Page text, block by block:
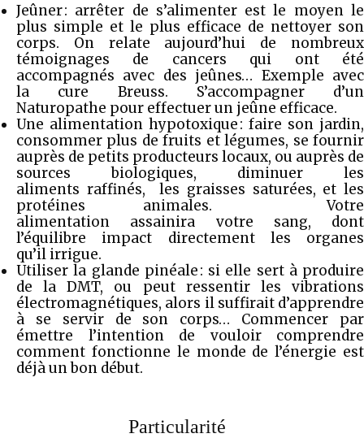
Jeûner : arrêter de s’alimenter est le moyen le
plus simple et le plus efficace de nettoyer son
corps. On relate aujourd’hui de nombreux
témoignages de cancers qui ont été
accompagnés avec des jeûnes… Exemple avec
la cure Breuss. S’accompagner d’un
Naturopathe pour effectuer un jeûne efficace.
Une alimentation hypotoxique : faire son jardin,
consommer plus de fruits et légumes, se fournir
auprès de petits producteurs locaux, ou auprès de
sources biologiques, diminuer les
aliments raffinés, les graisses saturées, et les
protéines animales. Votre
alimentation assainira votre sang, dont
l’équilibre impact directement les organes
qu’il irrigue.
Utiliser la glande pinéale : si elle sert à produire
de la DMT, ou peut ressentir les vibrations
électromagnétiques, alors il suffirait d’apprendre
à se servir de son corps… Commencer par
émettre l’intention de vouloir comprendre
comment fonctionne le monde de l’énergie est
déjà un bon début.
Particularité